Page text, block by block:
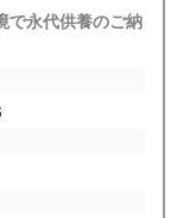
で永代供養のご納